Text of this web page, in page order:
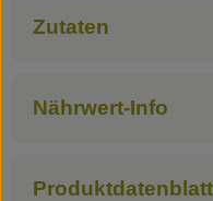
Zutaten
Nährwert-Info
Produktdatenblatt